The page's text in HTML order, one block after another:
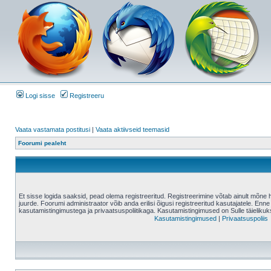
Logi sisse Registreeru
Vaata vastamata postitusi | Vaata aktiivseid teemasid
Foorumi pealeht
Et sisse logida saaksid, pead olema registreeritud. Registreerimine võtab ainult mõne
juurde. Foorumi administraator võib anda erilisi õigusi registreeritud kasutajatele.
kasutamistingimustega ja privaatsuspoliitikaga. Kasutamistingimused on Sulle
Kasutamistingimused| Privaatsuspoliis